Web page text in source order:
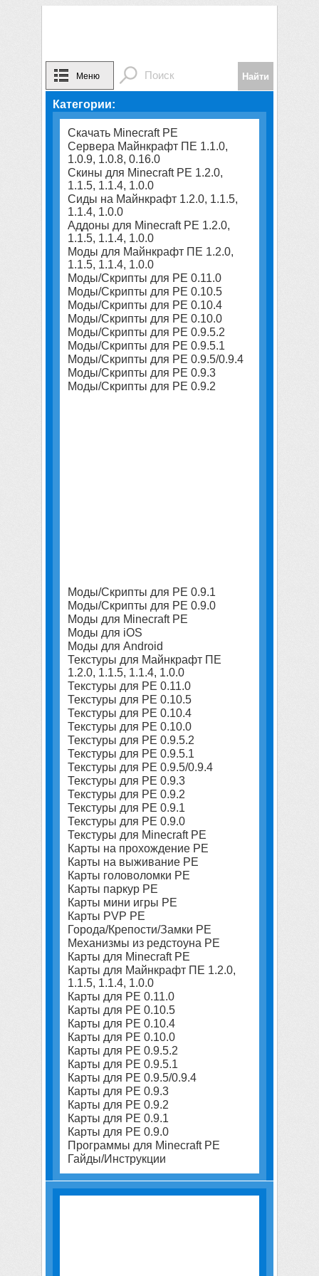
Меню
Категории:
Скачать Minecraft PE
Сервера Майнкрафт ПЕ 1.1.0,
1.0.9, 1.0.8, 0.16.0
Скины для Minecraft PE 1.2.0,
1.1.5, 1.1.4, 1.0.0
Сиды на Майнкрафт 1.2.0, 1.1.5,
1.1.4, 1.0.0
Аддоны для Minecraft PE 1.2.0,
1.1.5, 1.1.4, 1.0.0
Моды для Майнкрафт ПЕ 1.2.0,
1.1.5, 1.1.4, 1.0.0
Моды/Скрипты для PE 0.11.0
Моды/Скрипты для PE 0.10.5
Моды/Скрипты для PE 0.10.4
Моды/Скрипты для PE 0.10.0
Моды/Скрипты для PE 0.9.5.2
Моды/Скрипты для PE 0.9.5.1
Моды/Скрипты для PE 0.9.5/0.9.4
Моды/Скрипты для PE 0.9.3
Моды/Скрипты для PE 0.9.2
Моды/Скрипты для PE 0.9.1
Моды/Скрипты для PE 0.9.0
Моды для Minecraft PE
Моды для iOS
Моды для Android
Текстуры для Майнкрафт ПЕ
1.2.0, 1.1.5, 1.1.4, 1.0.0
Текстуры для PE 0.11.0
Текстуры для PE 0.10.5
Текстуры для PE 0.10.4
Текстуры для PE 0.10.0
Текстуры для PE 0.9.5.2
Текстуры для PE 0.9.5.1
Текстуры для PE 0.9.5/0.9.4
Текстуры для PE 0.9.3
Текстуры для PE 0.9.2
Текстуры для PE 0.9.1
Текстуры для PE 0.9.0
Текстуры для Minecraft PE
Карты на прохождение PE
Карты на выживание PE
Карты головоломки PE
Карты паркур PE
Карты мини игры PE
Карты PVP PE
Города/Крепости/Замки PE
Механизмы из редстоуна PE
Карты для Minecraft PE
Карты для Майнкрафт ПЕ 1.2.0,
1.1.5, 1.1.4, 1.0.0
Карты для PE 0.11.0
Карты для PE 0.10.5
Карты для PE 0.10.4
Карты для PE 0.10.0
Карты для PE 0.9.5.2
Карты для PE 0.9.5.1
Карты для PE 0.9.5/0.9.4
Карты для PE 0.9.3
Карты для PE 0.9.2
Карты для PE 0.9.1
Карты для PE 0.9.0
Программы для Minecraft PE
Гайды/Инструкции